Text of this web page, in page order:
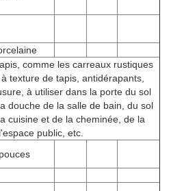
comme les carreaux rustiques
texture de tapis, antidérapants,
à utiliser dans la porte du sol
douche de la salle de bain, du sol
cuisine et de la cheminée, de la
public, etc.